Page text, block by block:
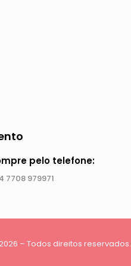
pelo telefone:
7708 979971
– Todos direitos reservados.